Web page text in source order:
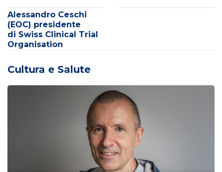
Alessandro Ceschi
(EOC) presidente
di Swiss Clinical Trial
Organisation
Cultura e Salute